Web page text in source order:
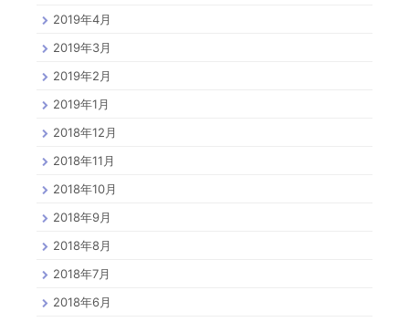
2019年4月
2019年3月
2019年2月
2019年1月
2018年12月
2018年11月
2018年10月
2018年9月
2018年8月
2018年7月
2018年6月